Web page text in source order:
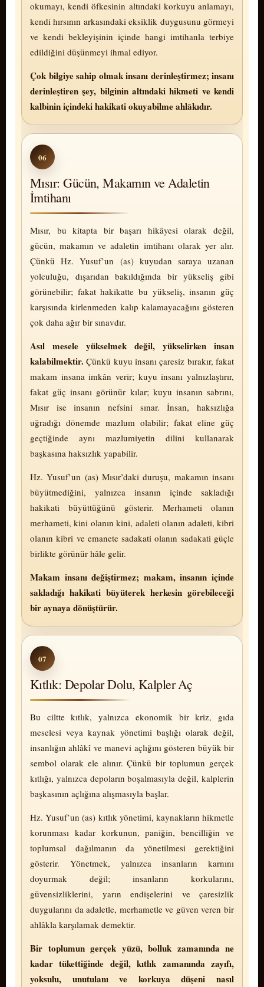
okumayı, kendi öfkesinin altındaki korkuyu anlamayı,
kendi hırsının arkasındaki eksiklik duygusunu görmeyi
ve kendi bekleyişinin içinde hangi imtihanla terbiye
edildiğini düşünmeyi ihmal ediyor.
Çok bilgiye sahip olmak insanı derinleştirmez; insanı
derinleştiren şey, bilginin altındaki hikmeti ve kendi
kalbinin içindeki hakikati o­ku­ya­bil­me ahlâkıdır.
06
Mısır: Gücün, Makamın ve Adaletin
İmtihanı
Mısır, bu kitapta bir başarı hikâyesi olarak değil,
gücün, makamın ve adaletin imtihanı olarak yer alır.
Çünkü Hz. Yusuf’un (as) kuyudan saraya uzanan
yolculuğu, dışarıdan bakıldığında bir yükseliş gibi
görünebilir; fakat hakikatte bu yükseliş, insanın güç
karşısında kirlenmeden kalıp kalamayacağını gösteren
çok daha ağır bir sınavdır.
Asıl mesele yükselmek değil, yükselirken insan
kalabilmektir. Çünkü kuyu insanı çaresiz bırakır, fakat
makam insana imkân verir; kuyu insanı yalnızlaştırır,
fakat güç insanı gö­rü­nür kılar; kuyu insanın sabrını,
Mısır ise insanın nefsini sınar. İnsan, haksızlığa
uğradığı dönemde mazlum olabilir; fakat eline güç
geçtiğinde aynı mazlumiyetin dilini kullanarak
başkasına haksızlık yapabilir.
Hz. Yusuf’un (as) Mısır’daki duruşu, makamın insanı
büyütmediğini, yalnızca insanın içinde sakladığı
hakikati büyüttüğünü gösterir. Merhameti olanın
merhameti, kini olanın kini, adaleti olanın adaleti, kibri
olanın kibri ve emanete sadakati olanın sadakati güçle
birlikte gö­rü­nür hâle gelir.
Makam insanı değiştirmez; makam, insanın içinde
sakladığı hakikati büyüterek herkesin görebileceği
bir aynaya dönüştürür.
07
Kıtlık: Depolar Dolu, Kalpler Aç
Bu ciltte kıtlık, yalnızca ekonomik bir kriz, gıda
meselesi veya kaynak yönetimi başlığı olarak değil,
insanlığın ahlâkî ve manevi açlığını gösteren büyük bir
sembol olarak ele alınır. Çünkü bir toplumun gerçek
kıtlığı, yalnızca depoların boşalmasıyla değil, kalplerin
başkasının açlığına alışmasıyla başlar.
Hz. Yusuf’un (as) kıtlık yönetimi, kaynakların hikmetle
korunması kadar korkunun, paniğin, bencilliğin ve
toplumsal dağılmanın da yönetilmesi gerektiğini
gösterir. Yönetmek, yalnızca insanların karnını
doyurmak değil; insanların korkularını,
güvensizliklerini, yarın endişelerini ve çaresizlik
duygularını da adaletle, merhametle ve güven veren bir
ahlâkla karşılamak demektir.
Bir toplumun gerçek yüzü, bolluk zamanında ne
kadar tükettiğinde değil, kıtlık zamanında zayıfı,
yoksulu, unutulanı ve korkuya düşeni nasıl